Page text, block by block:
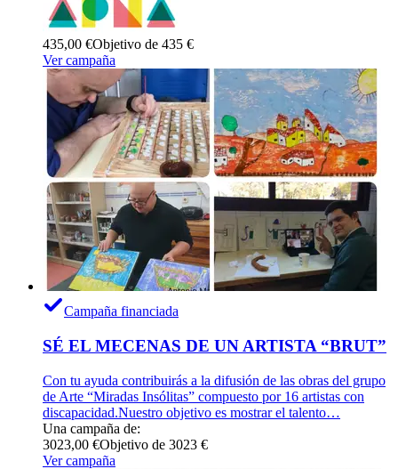
435,00 €Objetivo de 435 €
Ver campaña
Campaña financiada
SÉ EL MECENAS DE UN ARTISTA “BRUT”
Con tu ayuda contribuirás a la difusión de las obras del grupo
de Arte “Miradas Insólitas” compuesto por 16 artistas con
discapacidad.Nuestro objetivo es mostrar el talento…
Una campaña de:
3023,00 €Objetivo de 3023 €
Ver campaña